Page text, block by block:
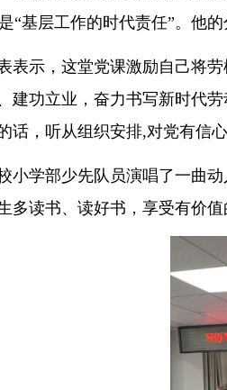
“基层工作的时代责任”。他
表示，这堂党课激励自己将
建功立业，奋力书写新时代
话，听从组织安排,对党有信心
小学部少先队员演唱了一曲
多读书、读好书，享受有价值